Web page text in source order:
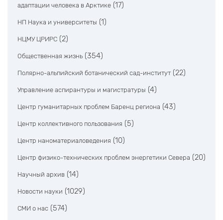
адаптации человека в Арктике (17)
НП Наука и университеты (1)
НЦМУ ЦРИРС (2)
Общественная жизнь (354)
Полярно-альпийский ботанический сад-институт (22)
Управление аспирантуры и магистратуры (4)
Центр гуманитарных проблем Баренц региона (43)
Центр коллективного пользования (5)
Центр наноматериаловедения (10)
Центр физико-технических проблем энергетики Севера (20)
Научный архив (14)
Новости науки (1029)
СМИ о нас (574)